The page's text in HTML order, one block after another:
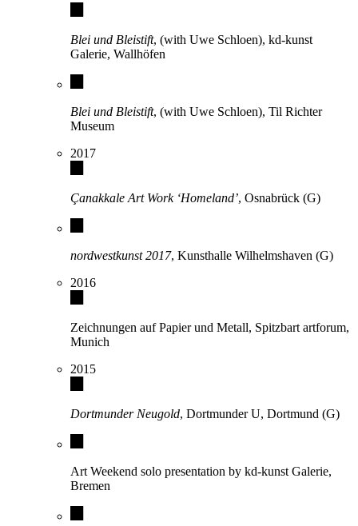
Blei und Bleistift, (with Uwe Schloen), kd-kunst
Galerie, Wallhöfen
Blei und Bleistift, (with Uwe Schloen), Til Richter
Museum
2017
Çanakkale Art Work ‘Homeland’, Osnabrück (G)
nordwestkunst 2017, Kunsthalle Wilhelmshaven (G)
2016
Zeichnungen auf Papier und Metall, Spitzbart artforum,
Munich
2015
Dortmunder Neugold, Dortmunder U, Dortmund (G)
Art Weekend solo presentation by kd-kunst Galerie,
Bremen